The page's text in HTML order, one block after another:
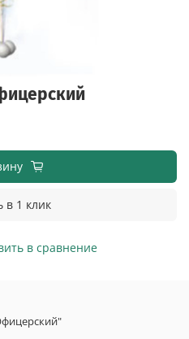
в сравнение
в 1 клик